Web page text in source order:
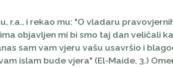
r.a., i rekao mu: "O vladaru
objavljen mi bi smo taj dan veličali
sam vam vjeru vašu usavršio i
islam bude vjera" (El-Maide, 3.)